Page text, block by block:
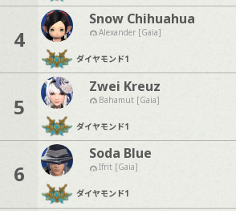
4
Snow Chihuahua
Alexander [Gaia]
ダイヤモンド1
5
Zwei Kreuz
Bahamut [Gaia]
ダイヤモンド1
6
Soda Blue
Ifrit [Gaia]
ダイヤモンド1